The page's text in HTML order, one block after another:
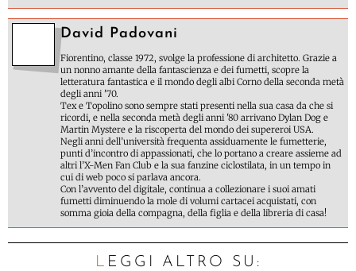
David Padovani
Fiorentino, classe 1972, svolge la professione di architetto. Grazie a
un nonno amante della fantascienza e dei fumetti, scopre la
letteratura fantastica e il mondo degli albi Corno della seconda metà
degli anni '70.
Tex e Topolino sono sempre stati presenti nella sua casa da che si
ricordi, e nella seconda metà degli anni '80 arrivano Dylan Dog e
Martin Mystere e la riscoperta del mondo dei supereroi USA.
Negli anni dell’università frequenta assiduamente le fumetterie,
punti d’incontro di appassionati, che lo portano a creare assieme ad
altri l’X-Men Fan Club e la sua fanzine ciclostilata, in un tempo in
cui di web poco si parlava ancora.
Con l’avvento del digitale, continua a collezionare i suoi amati
fumetti diminuendo la mole di volumi cartacei acquistati, con
somma gioia della compagna, della figlia e della libreria di casa!
LEGGI ALTRO SU: